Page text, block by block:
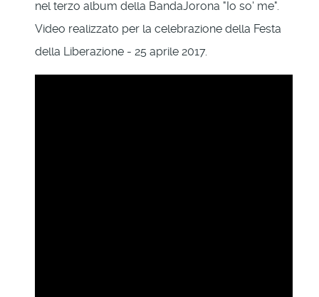
nel terzo album della BandaJorona "Io so' me".
Video realizzato per la celebrazione della Festa
della Liberazione - 25 aprile 2017.